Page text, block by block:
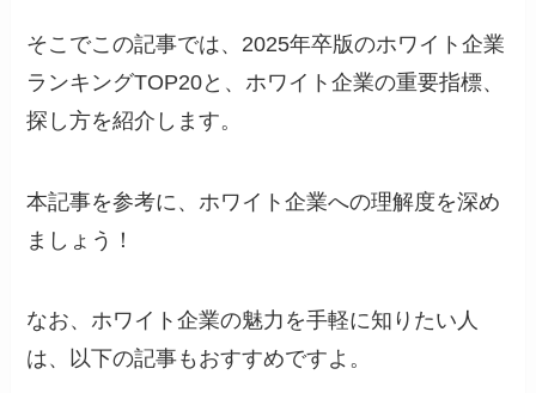
そこでこの記事では、2025年卒版のホワイト企業
ランキングTOP20と、ホワイト企業の重要指標、
探し方を紹介します。
本記事を参考に、ホワイト企業への理解度を深め
ましょう！
なお、ホワイト企業の魅力を手軽に知りたい人
は、以下の記事もおすすめですよ。